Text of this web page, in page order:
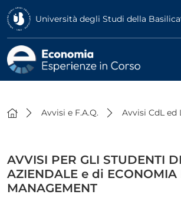
Università degli Studi della
Avvisi e F.A.Q. Avvisi CdL ed
AVVISI PER GLI STUDENTI
AZIENDALE e di ECONOMIA
MANAGEMENT